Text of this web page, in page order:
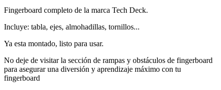
Fingerboard completo de la marca Tech Deck.
Incluye: tabla, ejes, almohadillas, tornillos...
Ya esta montado, listo para usar.
No deje de visitar la sección de rampas y obstáculos de fingerboard
para asegurar una diversión y aprendizaje máximo con tu
fingerboard